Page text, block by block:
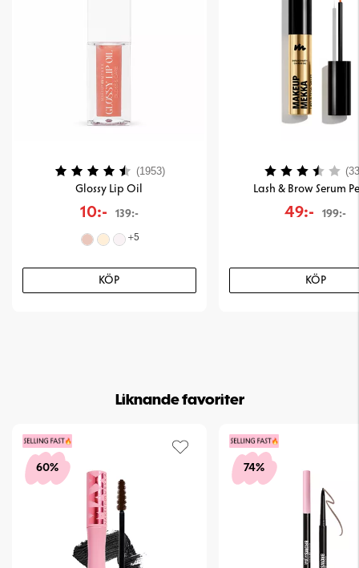
Glossy Lip Oil
10:- 139:-
+5
KÖP
Betyg: (1953) 4.2 utav 5 stjärnor
Lash & Brow Serum
49:- 199:-
KÖP
Betyg:
Liknande favoriter
60% 74%